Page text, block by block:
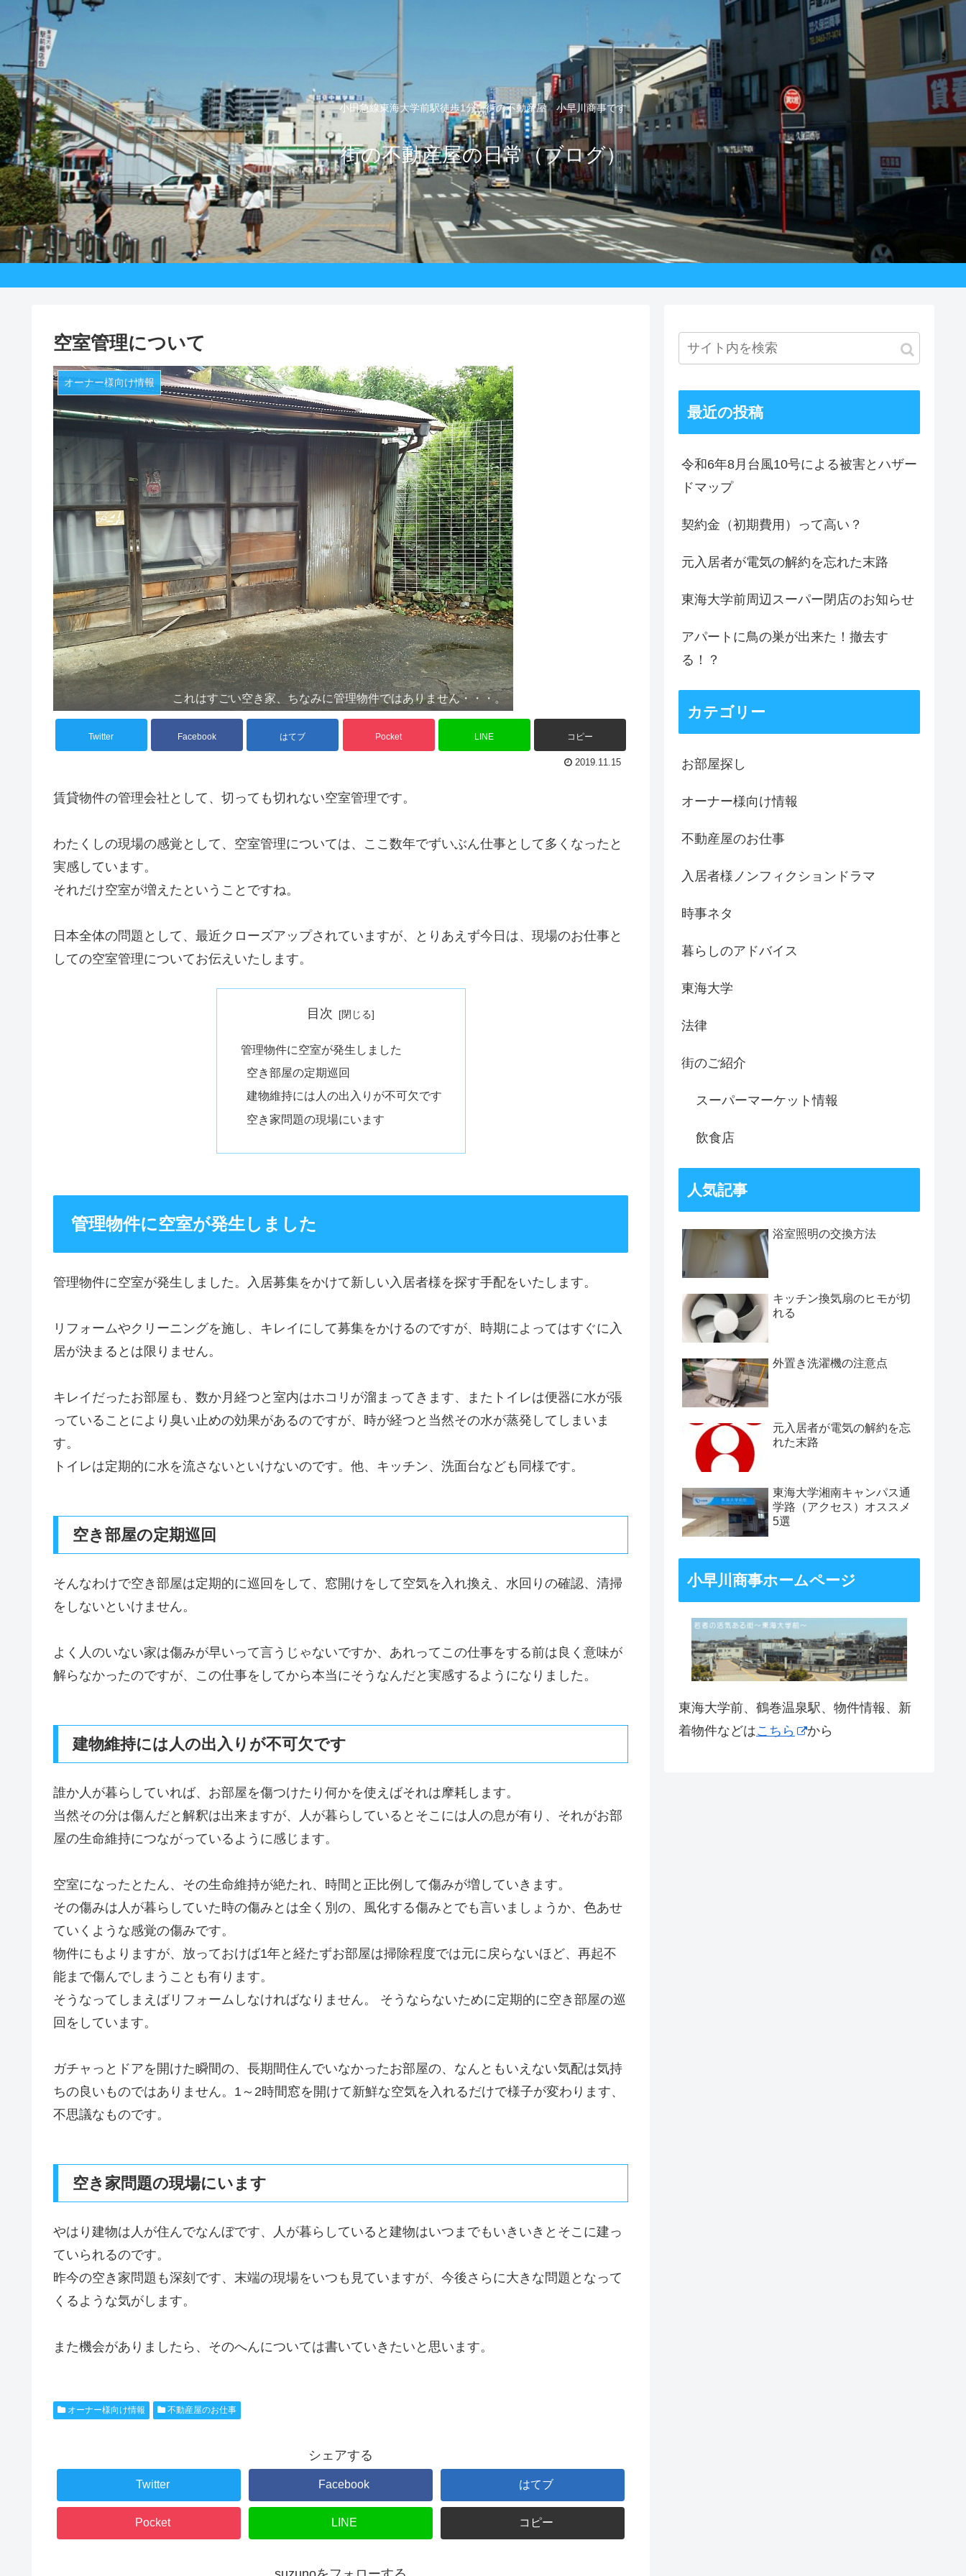
小田急線東海大学前駅徒歩1分 街の不動産屋 小早川商事です
街の不動産屋の日常（ブログ）
空室管理について
オーナー様向け情報
これはすごい空き家、ちなみに管理物件ではありません・・・。
Twitter Facebook はてブ Pocket LINE コピー
2019.11.15
賃貸物件の管理会社として、切っても切れない空室管理です。
わたくしの現場の感覚として、空室管理については、ここ数年でずいぶん仕事として多くなったと
実感しています。
それだけ空室が増えたということですね。
日本全体の問題として、最近クローズアップされていますが、とりあえず今日は、現場のお仕事と
しての空室管理についてお伝えいたします。
目次
管理物件に空室が発生しました
空き部屋の定期巡回
建物維持には人の出入りが不可欠です
空き家問題の現場にいます
管理物件に空室が発生しました
管理物件に空室が発生しました。入居募集をかけて新しい入居者様を探す手配をいたします。
リフォームやクリーニングを施し、キレイにして募集をかけるのですが、時期によってはすぐに入
居が決まるとは限りません。
キレイだったお部屋も、数か月経つと室内はホコリが溜まってきます、またトイレは便器に水が張
っていることにより臭い止めの効果があるのですが、時が経つと当然その水が蒸発してしまいま
す。
トイレは定期的に水を流さないといけないのです。他、キッチン、洗面台なども同様です。
空き部屋の定期巡回
そんなわけで空き部屋は定期的に巡回をして、窓開けをして空気を入れ換え、水回りの確認、清掃
をしないといけません。
よく人のいない家は傷みが早いって言うじゃないですか、あれってこの仕事をする前は良く意味が
解らなかったのですが、この仕事をしてから本当にそうなんだと実感するようになりました。
建物維持には人の出入りが不可欠です
誰か人が暮らしていれば、お部屋を傷つけたり何かを使えばそれは摩耗します。
当然その分は傷んだと解釈は出来ますが、人が暮らしているとそこには人の息が有り、それがお部
屋の生命維持につながっているように感じます。
空室になったとたん、その生命維持が絶たれ、時間と正比例して傷みが増していきます。
その傷みは人が暮らしていた時の傷みとは全く別の、風化する傷みとでも言いましょうか、色あせ
ていくような感覚の傷みです。
物件にもよりますが、放っておけば1年と経たずお部屋は掃除程度では元に戻らないほど、再起不
能まで傷んでしまうことも有ります。
そうなってしまえばリフォームしなければなりません。 そうならないために定期的に空き部屋の巡
回をしています。
ガチャっとドアを開けた瞬間の、長期間住んでいなかったお部屋の、なんともいえない気配は気持
ちの良いものではありません。1～2時間窓を開けて新鮮な空気を入れるだけで様子が変わります、
不思議なものです。
空き家問題の現場にいます
やはり建物は人が住んでなんぼです、人が暮らしていると建物はいつまでもいきいきとそこに建っ
ていられるのです。
昨今の空き家問題も深刻です、末端の現場をいつも見ていますが、今後さらに大きな問題となって
くるような気がします。
また機会がありましたら、そのへんについては書いていきたいと思います。
オーナー様向け情報 不動産屋のお仕事
シェアする
Twitter Facebook はてブ
Pocket LINE コピー
最近の投稿
令和6年8月台風10号による被害とハザー
ドマップ
契約金（初期費用）って高い？
元入居者が電気の解約を忘れた末路
東海大学前周辺スーパー閉店のお知らせ
アパートに鳥の巣が出来た！撤去す
る！？
カテゴリー
お部屋探し
オーナー様向け情報
不動産屋のお仕事
入居者様ノンフィクションドラマ
時事ネタ
暮らしのアドバイス
東海大学
法律
街のご紹介
スーパーマーケット情報
飲食店
人気記事
浴室照明の交換方法
キッチン換気扇のヒモが切
れる
外置き洗濯機の注意点
元入居者が電気の解約を忘
れた末路
東海大学湘南キャンパス通
学路（アクセス）オススメ
5選
小早川商事ホームページ
東海大学前、鶴巻温泉駅、物件情報、新
着物件などはこちら から